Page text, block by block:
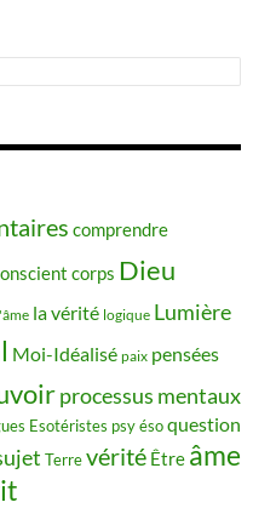
comprendre
corps Dieu
la vérité logique Lumière
Moi-Idéalisé paix pensées
processus mentaux
Esotéristes psy ésoquestion
Terrevérité Être âme